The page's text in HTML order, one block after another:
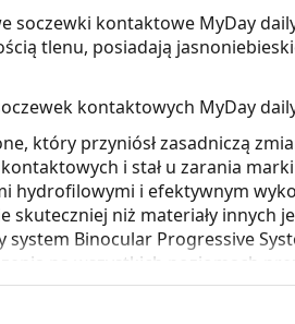
soczewki kontaktowe MyDay
tlenu, posiadają
kontaktowych MyDay
który przyniósł zasadniczą
i stał u zarania
hydrofilowymi i efektywnym
skuteczniej niż materiały innych
system Binocular Progressive
na wszystkich poziomach
tak, aby soczewki
bliskie, dalekie i pośrednie.